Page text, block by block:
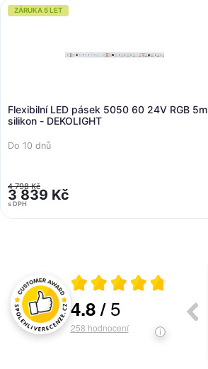
ZÁRUKA 5 LET
Flexibilní LED pásek 5050 60 24V RGB 5m
silikon - DEKOLIGHT
Do 10 dnů
4 798 Kč
3 839 Kč
s DPH
Hodnocení a recenze zákazníků
Průměrné hodnocení 4.8 z 5
4.8/5
258 hodnocení